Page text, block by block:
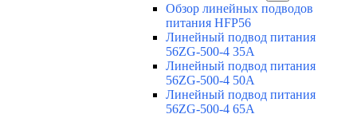
Обзор линейных подводов
питания HFP56
Линейный подвод питания
56ZG-500-4 35A
Линейный подвод питания
56ZG-500-4 50A
Линейный подвод питания
56ZG-500-4 65A